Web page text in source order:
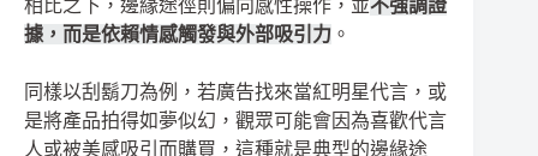
相比之下，邊緣途徑則偏向感性操作，並不強調證
據，而是依賴情感觸發與外部吸引力 。
同樣以刮鬍刀為例，若廣告找來當紅明星代言，或
是將產品拍得如夢似幻，觀眾可能會因為喜歡代言
人或被美感吸引而購買，這種就是典型的邊緣途